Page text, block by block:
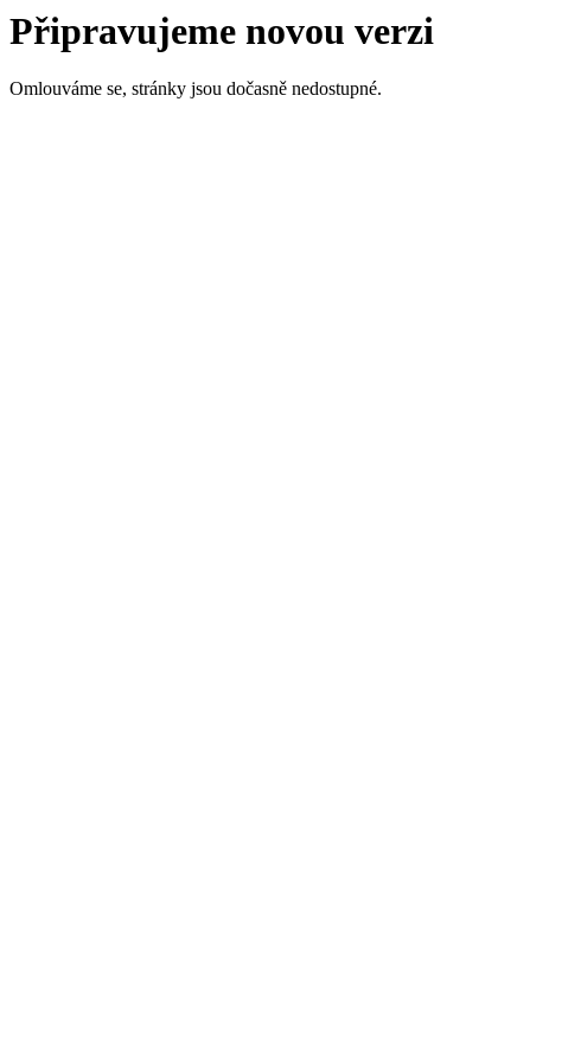
Připravujeme novou verzi
Omlouváme se, stránky jsou dočasně nedostupné.